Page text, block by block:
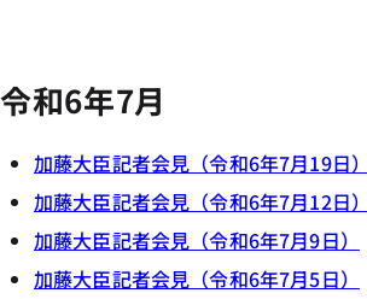
令和6年7月
加藤大臣記者会見（令和6年7月19日）
加藤大臣記者会見（令和6年7月12日）
加藤大臣記者会見（令和6年7月9日）
加藤大臣記者会見（令和6年7月5日）